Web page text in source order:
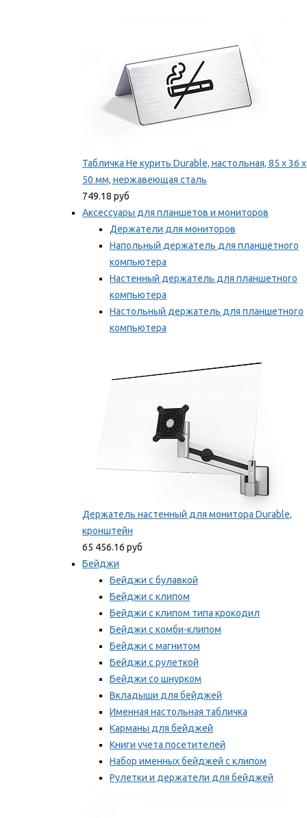
Табличка Не курить Durable, настольная, 85 x 36 x
50 мм, нержавеющая сталь
749.18 руб
Аксессуары для планшетов и мониторов
Держатели для мониторов
Напольный держатель для планшетного
компьютера
Настенный держатель для планшетного
компьютера
Настольный держатель для планшетного
компьютера
Держатель настенный для монитора Durable,
кронштейн
65 456.16 руб
Бейджи
Бейджи с булавкой
Бейджи с клипом
Бейджи с клипом типа крокодил
Бейджи с комби-клипом
Бейджи с магнитом
Бейджи с рулеткой
Бейджи со шнурком
Вкладыши для бейджей
Именная настольная табличка
Карманы для бейджей
Книги учета посетителей
Набор именных бейджей с клипом
Рулетки и держатели для бейджей